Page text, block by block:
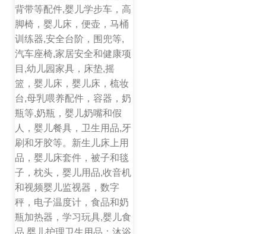
背带等配件,婴儿学步车，高
脚椅，婴儿床，便壶，马桶
训练器,安全台阶，围兜等,
汽车座椅,家居安全和健康项
目,幼儿园家具，床垫,摇
篮，婴儿床，婴儿床，梳妆
台,母乳喂养配件，容器，奶
瓶等,奶瓶，婴儿奶嘴和假
人，婴儿餐具，卫生用品,牙
刷和牙胶等。新生儿床上用
品，婴儿床套件，被子和毯
子，枕头，婴儿用品,收音机
和视频婴儿监视器，数字
秤，电子温度计，食品和奶
瓶加热器，学习玩具,婴儿食
品,婴儿护理卫生用品：沐浴